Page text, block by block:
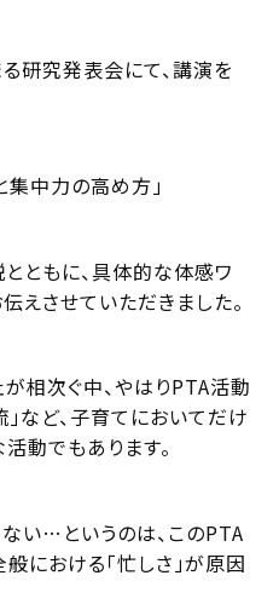
研究発表会にて、講演を
集中力の高め方」
ともに、具体的な体感ワ
えさせていただきました。
相次ぐ中、やはりPTA活動
」など、子育てにおいてだけ
動でもあります。
い…というのは、このPTA
における「忙しさ」が原因